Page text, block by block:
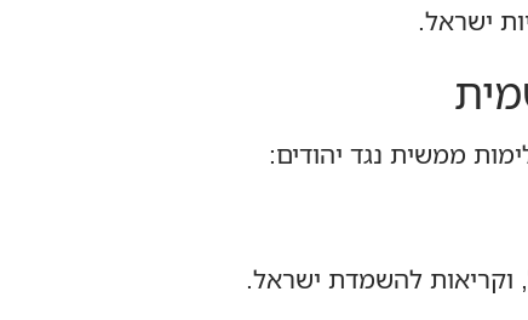
ישראל.
ממשית נגד יהודים:
וקריאות להשמדת ישראל.